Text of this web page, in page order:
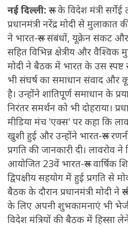
नई दिल्ली: रूस के विदेश मंत्री
प्रधानमंत्री नरेंद्र मोदी से मुलाकात
ने भारत-रूस संबंधों, यूक्रेन संकट और
सहित विभिन्न क्षेत्रीय और वैश्विक
मोदी ने बैठक में भारत के उस स्पष्ट
भी संघर्ष का समाधान संवाद और
है। उन्होंने शांतिपूर्ण समाधान के
निरंतर समर्थन को भी दोहराया।
मीडिया मंच 'एक्स' पर कहा कि
खुशी हुई और उन्होंने भारत-रूस
प्रगति की जानकारी दी। लावरोव
आयोजित 23वें भारत-रूस वार्षिक
द्विपक्षीय सहयोग में हुई प्रगति से
बैठक के दौरान प्रधानमंत्री मोदी ने
के लिए अपनी शुभकामनाएं भी
विदेश मंत्रियों की बैठक में हिस्सा